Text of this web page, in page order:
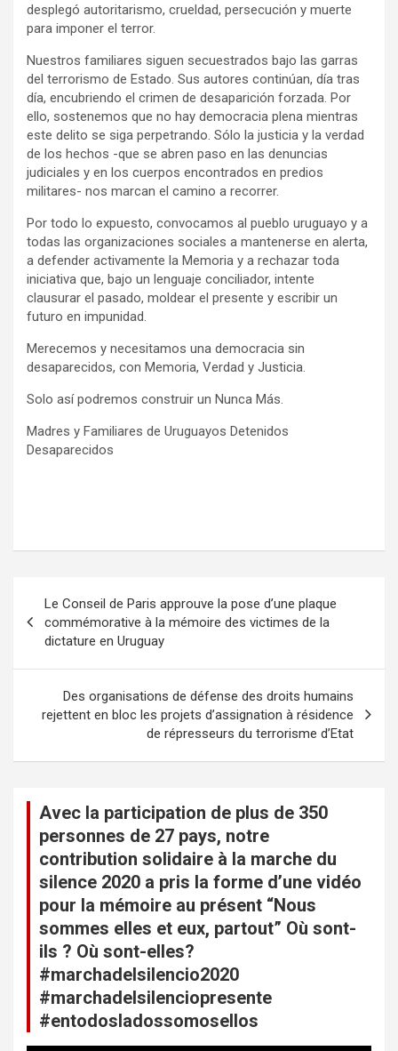
desplegó autoritarismo, crueldad, persecución y muerte
para imponer el terror.
Nuestros familiares siguen secuestrados bajo las garras
del terrorismo de Estado. Sus autores continúan, día tras
día, encubriendo el crimen de desaparición forzada. Por
ello, sostenemos que no hay democracia plena mientras
este delito se siga perpetrando. Sólo la justicia y la verdad
de los hechos -que se abren paso en las denuncias
judiciales y en los cuerpos encontrados en predios
militares- nos marcan el camino a recorrer.
Por todo lo expuesto, convocamos al pueblo uruguayo y a
todas las organizaciones sociales a mantenerse en alerta,
a defender activamente la Memoria y a rechazar toda
iniciativa que, bajo un lenguaje conciliador, intente
clausurar el pasado, moldear el presente y escribir un
futuro en impunidad.
Merecemos y necesitamos una democracia sin
desaparecidos, con Memoria, Verdad y Justicia.
Solo así podremos construir un Nunca Más.
Madres y Familiares de Uruguayos Detenidos
Desaparecidos
i
t
Le Conseil de Paris approuve la pose d’une plaque
commémorative à la mémoire des victimes de la
dictature en Uruguay
Des organisations de défense des droits humains
rejettent en bloc les projets d’assignation à résidence
de répresseurs du terrorisme d’Etat
Avec la participation de plus de 350
personnes de 27 pays, notre
contribution solidaire à la marche du
silence 2020 a pris la forme d’une vidéo
pour la mémoire au présent “Nous
sommes elles et eux, partout” Où sont-
ils ? Où sont-elles?
#marchadelsilencio2020
#marchadelsilenciopresente
#entodosladossomosellos